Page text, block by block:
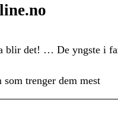
blir det! … De yngste i
trenger dem mest